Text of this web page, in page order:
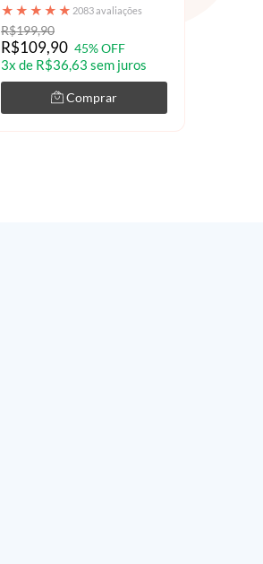
★ ★ ★ ★ ★ 2083 avaliações
R$199,90
R$109,90 45% OFF
3x de R$36,63 sem juros
Comprar